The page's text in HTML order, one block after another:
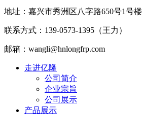
地址：嘉兴市秀洲区八字路650号1号楼
联系方式：139-0573-1395（王力）
邮箱：wangli@hnlongfrp.com
走进亿隆
公司简介
企业宗旨
公司展示
产品展示